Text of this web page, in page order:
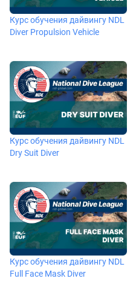
Курс обучения дайвингу NDL
Diver Propulsion Vehicle
Курс обучения дайвингу NDL
Dry Suit Diver
Курс обучения дайвингу NDL
Full Face Mask Diver